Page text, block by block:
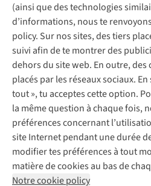
(ainsi que des technologies
d’informations, nous te
policy. Sur nos sites, des tiers
suivi afin de te montrer des
dehors du site web. En outre, des
placés par les réseaux sociaux.
tout », tu acceptes cette option.
la même question à chaque fois,
préférences concernant
site Internet pendant une durée
modifier tes préférences à tout
matière de cookies au bas de
Notre cookie policy
Questions fréquentes
Commander
Payer
10 % réduction étudiants
Klarna : post-paiement
Livraison
Retourner
Rétractation d'une commande
Garantie
Contact
Nos services
Vintage - ReJUsed
Atelier de couture
Personal shopping
Boîte à vêtements
Événements / ateliers
Juttu
Qui sommes-nous ?
Juttu Friends
Inspiration
Travailler chez Juttu
Nos magasins
Le monde de Juttu
Entrepreneuriat responsable
Abonne-toi à la newsletter
Suivez-